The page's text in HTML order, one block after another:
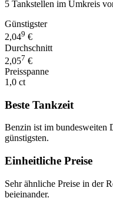
5 Tankstellen im Umkreis
Günstigster
2,049 €
Durchschnitt
2,057 €
Preisspanne
1,0 ct
Beste Tankzeit
Benzin ist im bundesweiten
günstigsten.
Einheitliche Preise
Sehr ähnliche Preise in der
beieinander.